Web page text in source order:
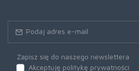
Zapisz się do naszego newslettera
Akceptuję politykę prywatności